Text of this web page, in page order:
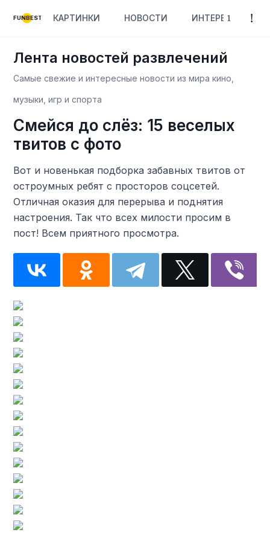
FUNBEST КАРТИНКИ НОВОСТИ ИНТЕРЕСНОЕ
Лента новостей развлечений
Самые свежие и интересные новости из мира кино,
музыки, игр и спорта
Смейся до слёз: 15 веселых
твитов с фото
Вот и новенькая подборка забавных твитов от
остроумных ребят с просторов соцсетей.
Отличная оказия для перерыва и поднятия
настроения. Так что всех милости просим в
пост! Всем приятного просмотра.